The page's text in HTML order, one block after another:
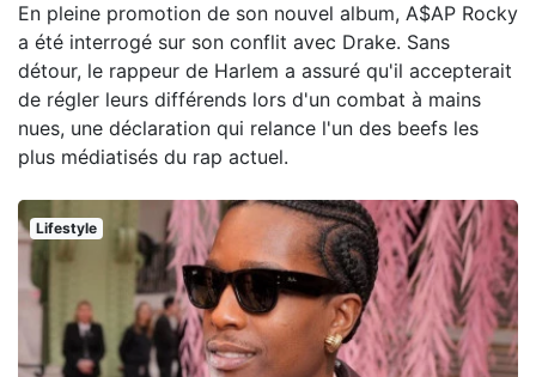
En pleine promotion de son nouvel album, A$AP Rocky
a été interrogé sur son conflit avec Drake. Sans
détour, le rappeur de Harlem a assuré qu'il accepterait
de régler leurs différends lors d'un combat à mains
nues, une déclaration qui relance l'un des beefs les
plus médiatisés du rap actuel.
Lifestyle